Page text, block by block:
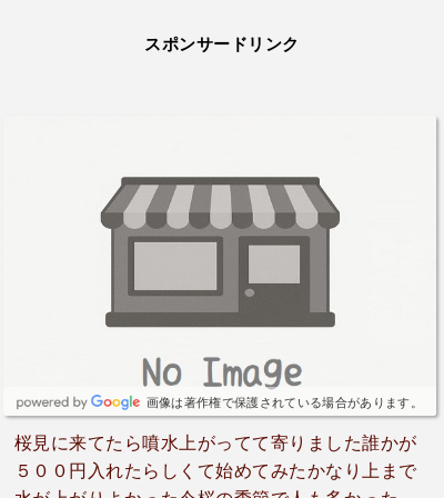
スポンサードリンク
画像は著作権で保護されている場合があります。
桜見に来てたら噴水上がってて寄りました誰かが
５００円入れたらしくて始めてみたかなり上まで